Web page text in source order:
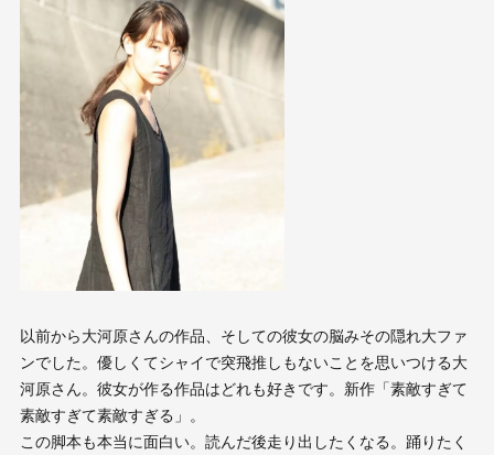
以前から大河原さんの作品、そしての彼女の脳みその隠れ大ファ
ンでした。優しくてシャイで突飛推しもないことを思いつける大
河原さん。彼女が作る作品はどれも好きです。新作「素敵すぎて
素敵すぎて素敵すぎる」。
この脚本も本当に面白い。読んだ後走り出したくなる。踊りたく